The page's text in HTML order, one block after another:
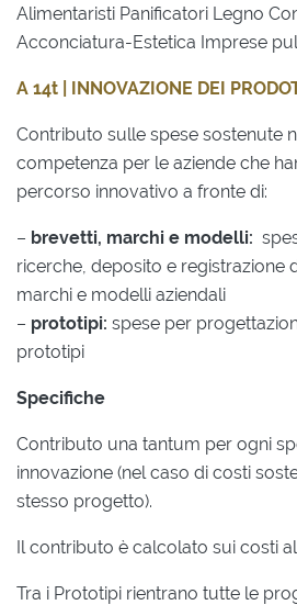
Alimentaristi Panificatori Legno
Acconciatura-Estetica Imprese
A 14t | INNOVAZIONE DEI
Contributo sulle spese sostenute
competenza per le aziende che
percorso innovativo a fronte di:
– brevetti, marchi e modelli:
ricerche, deposito e registrazione
marchi e modelli aziendali
– prototipi: spese per
prototipi
Specifiche
Contributo una tantum per ogni
innovazione (nel caso di costi
stesso progetto).
Il contributo è calcolato sui costi
Tra i Prototipi rientrano tutte le